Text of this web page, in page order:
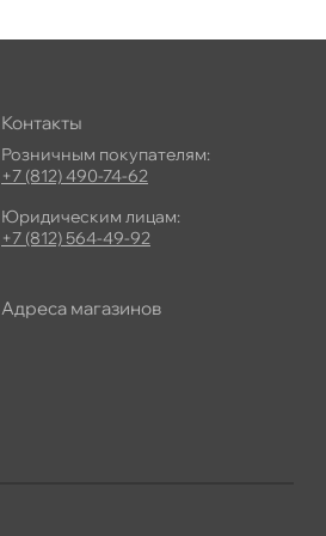
Контакты
Розничным покупателям:
+7 (812) 490-74-62
Юридическим лицам:
+7 (812) 564-49-92
Адреса магазино